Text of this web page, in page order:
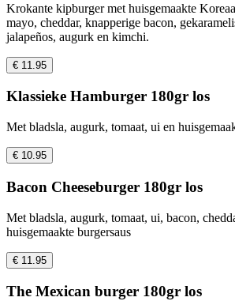
Krokante kipburger met huisgemaakte
mayo, cheddar, knapperige bacon,
jalapeños, augurk en kimchi.
€ 11.95
Klassieke Hamburger 180gr los
Met bladsla, augurk, tomaat, ui en
€ 10.95
Bacon Cheeseburger 180gr los
Met bladsla, augurk, tomaat, ui, bacon,
huisgemaakte burgersaus
€ 11.95
The Mexican burger 180gr los